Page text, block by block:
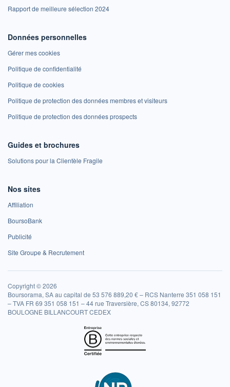
Rapport de meilleure sélection 2024
Données personnelles
Gérer mes cookies
Politique de confidentialité
Politique de cookies
Politique de protection des données membres et visiteurs
Politique de protection des données prospects
Guides et brochures
Solutions pour la Clientèle Fragile
Nos sites
Affiliation
BoursoBank
Publicité
Site Groupe & Recrutement
Copyright © 2026
Boursorama, SA au capital de 53 576 889,20 € – RCS Nanterre 351 058 151
– TVA FR 69 351 058 151 – 44 rue Traversière, CS 80134, 92772
BOULOGNE BILLANCOURT CEDEX